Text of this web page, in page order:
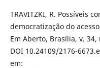
TRAVITZKI, R. Possíveis
democratização do
Em Aberto, Brasília, v.
DOI 10.24109/2176-
em: